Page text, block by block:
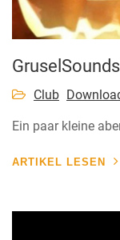
Club
Ein paar kleine
ARTIKEL LESEN